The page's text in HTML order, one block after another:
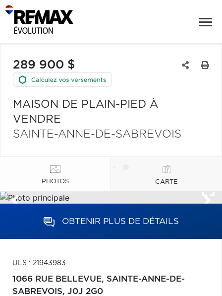
289 900 $
MAISON DE PLAIN-PIED À
VENDRE
SAINTE-ANNE-DE-SABREVOIS
PHOTOS CARTE
OBTENIR PLUS DE DÉTAILS
ULS : 21943983
1066 RUE BELLEVUE, SAINTE-ANNE-DE-
SABREVOIS, J0J 2G0